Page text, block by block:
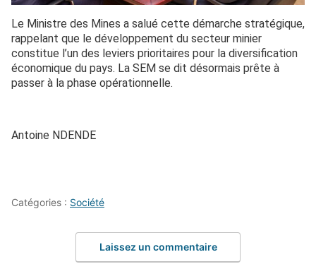
Le Ministre des Mines a salué cette démarche stratégique,
rappelant que le développement du secteur minier
constitue l’un des leviers prioritaires pour la diversification
économique du pays. La SEM se dit désormais prête à
passer à la phase opérationnelle.
Antoine NDENDE
Catégories : Société
Laissez un commentaire